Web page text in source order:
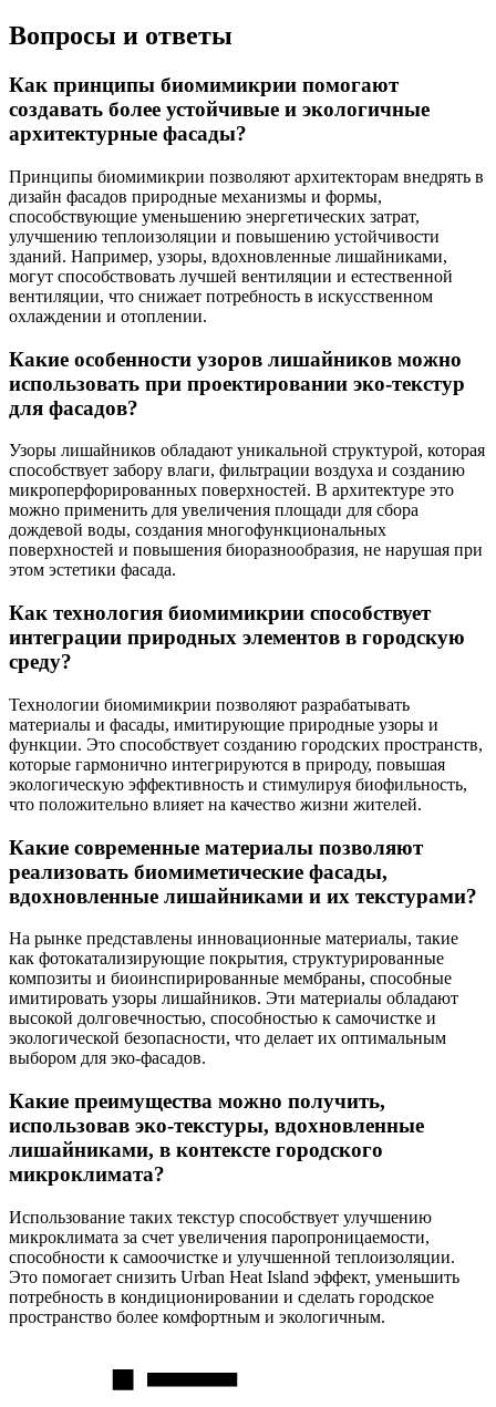
Вопросы и ответы
Как принципы биомимикрии помогают
создавать более устойчивые и экологичные
архитектурные фасады?
Принципы биомимикрии позволяют архитекторам внедрять в
дизайн фасадов природные механизмы и формы,
способствующие уменьшению энергетических затрат,
улучшению теплоизоляции и повышению устойчивости
зданий. Например, узоры, вдохновленные лишайниками,
могут способствовать лучшей вентиляции и естественной
вентиляции, что снижает потребность в искусственном
охлаждении и отоплении.
Какие особенности узоров лишайников можно
использовать при проектировании эко-текстур
для фасадов?
Узоры лишайников обладают уникальной структурой, которая
способствует забору влаги, фильтрации воздуха и созданию
микроперфорированных поверхностей. В архитектуре это
можно применить для увеличения площади для сбора
дождевой воды, создания многофункциональных
поверхностей и повышения биоразнообразия, не нарушая при
этом эстетики фасада.
Как технология биомимикрии способствует
интеграции природных элементов в городскую
среду?
Технологии биомимикрии позволяют разрабатывать
материалы и фасады, имитирующие природные узоры и
функции. Это способствует созданию городских пространств,
которые гармонично интегрируются в природу, повышая
экологическую эффективность и стимулируя биофильность,
что положительно влияет на качество жизни жителей.
Какие современные материалы позволяют
реализовать биомиметические фасады,
вдохновленные лишайниками и их текстурами?
На рынке представлены инновационные материалы, такие
как фотокатализирующие покрытия, структурированные
композиты и биоинспирированные мембраны, способные
имитировать узоры лишайников. Эти материалы обладают
высокой долговечностью, способностью к самочистке и
экологической безопасности, что делает их оптимальным
выбором для эко-фасадов.
Какие преимущества можно получить,
использовав эко-текстуры, вдохновленные
лишайниками, в контексте городского
микроклимата?
Использование таких текстур способствует улучшению
микроклимата за счет увеличения паропроницаемости,
способности к самоочистке и улучшенной теплоизоляции.
Это помогает снизить Urban Heat Island эффект, уменьшить
потребность в кондиционировании и сделать городское
пространство более комфортным и экологичным.